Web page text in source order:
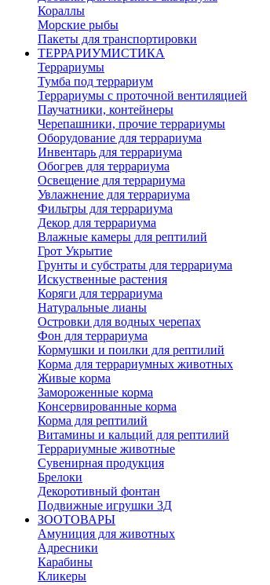
Кораллы
Морские рыбы
Пакеты для транспортировки
ТЕРРАРИУМИСТИКА
Террариумы
Тумба под террариум
Террариумы с проточной вентиляцией
Паучатники, контейнеры
Черепашники, прочие террариумы
Оборудование для террариума
Инвентарь для террариума
Обогрев для террариума
Освещение для террариума
Увлажнение для террариума
Фильтры для террариума
Декор для террариума
Влажные камеры для рептилий
Грот Укрытие
Грунты и субстраты для террариума
Искуственные растения
Коряги для террариума
Натуральные лианы
Островки для водных черепах
Фон для террариума
Кормушки и поилки для рептилий
Корма для террариумных животных
Живые корма
Замороженные корма
Консервированные корма
Корма для рептилий
Витамины и кальций для рептилий
Террариумные животные
Сувенирная продукция
Брелоки
Декоротивный фонтан
Подвижные игрушки 3Д
ЗООТОВАРЫ
Амуниция для животных
Адресники
Карабины
Кликеры